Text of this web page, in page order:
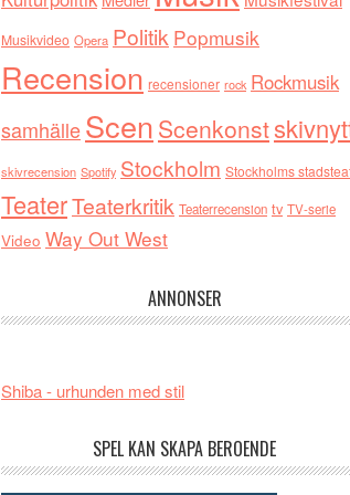
Musikvideo Opera Politik Popmusik
Recension recensioner rock Rockmusik
samhälleScen Scenkonst
skivrecension Spotify Stockholm Stockholms
TeaterTeaterkritik Teaterrecension tv TV-serie
Video Way Out West
ANNONSER
Shiba - urhunden med stil
SPEL KAN SKAPA BEROENDE